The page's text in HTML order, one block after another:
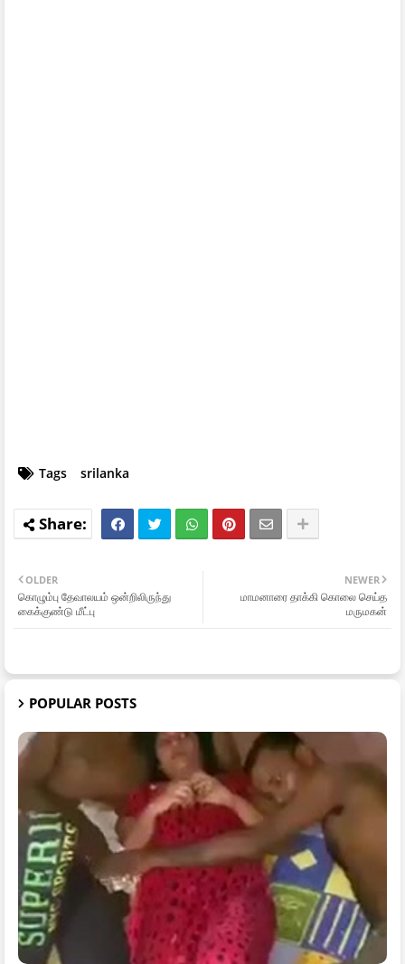
Tags srilanka
NEWER
மாமனாரை தாக்கி கொலை செய்த
மருமகன்
OLDER
கொழும்பு தேவாலயம் ஒன்றிலிருந்து
கைக்குண்டு மீட்பு
POPULAR POSTS